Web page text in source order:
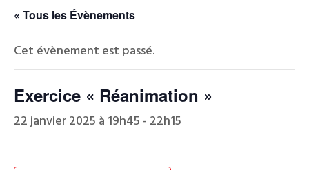
« Tous les Évènements
Cet évènement est passé.
Exercice « Réanimation »
22 janvier 2025 à 19h45 - 22h15